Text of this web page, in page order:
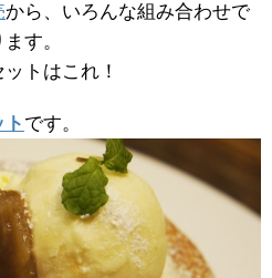
から、いろんな組み合わせで
す。
トはこれ！
です。